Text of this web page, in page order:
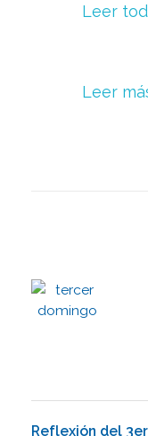
Leer
Leer
Reflexión del